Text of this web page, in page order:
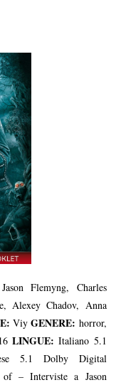
Jason Flemyng, Charles
Alexey Chadov, Anna
ViyGENERE: horror,
LINGUE: Italiano 5.1
5.1 Dolby Digital
of – Interviste a Jason